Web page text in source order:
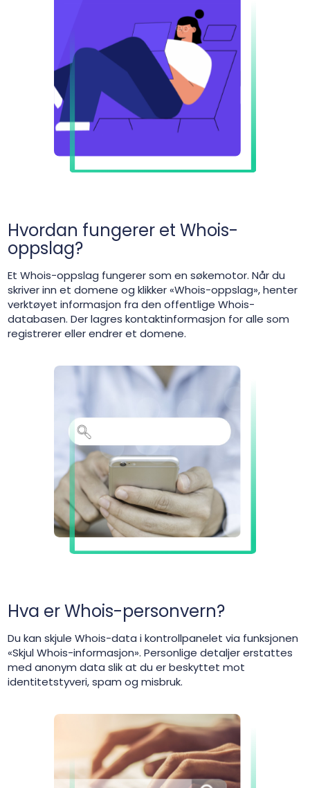
Hvordan fungerer et Whois-
oppslag?
Et Whois-oppslag fungerer som en søkemotor. Når du
skriver inn et domene og klikker «Whois-oppslag», henter
verktøyet informasjon fra den offentlige Whois-
databasen. Der lagres kontaktinformasjon for alle som
registrerer eller endrer et domene.
Hva er Whois-personvern?
Du kan skjule Whois-data i kontrollpanelet via funksjonen
«Skjul Whois-informasjon». Personlige detaljer erstattes
med anonym data slik at du er beskyttet mot
identitetstyveri, spam og misbruk.